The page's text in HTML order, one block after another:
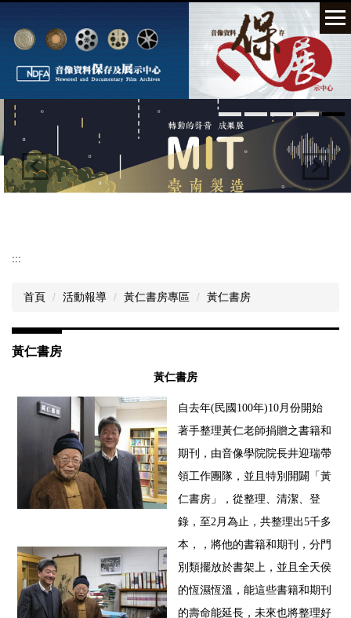
主
區
:::
首頁 活動報導 黃仁書房專區 黃仁書房
黃仁書房
黃仁書房
自去年(民國 100年)10 月份開始
著手整理黃仁老師捐贈之書籍和
期刊，由音像學院院長井迎瑞帶
領工作團隊，並且特別開闢「黃
仁書房」，從整理、清潔、登
錄，至2 月為止，共整理出5千多
本，，將他的書籍和期刊，分門
別類擺放於書架上，並且全天侯
的恆濕恆溫，能這些書籍和期刊
的壽命能延長，未來也將整理好